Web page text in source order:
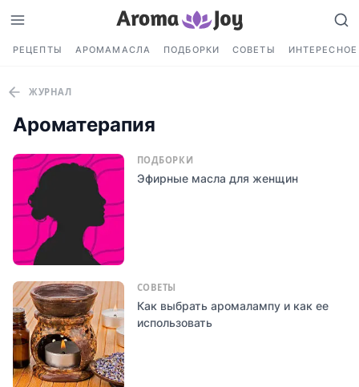
РЕЦЕПТЫ АРОМАМАСЛА ПОДБОРКИ СОВЕТЫ ИНТЕРЕСНОЕ
ЖУРНАЛ
Ароматерапия
ПОДБОРКИ
Эфирные масла для женщин
СОВЕТЫ
Как выбрать аромалампу и как ее
использовать